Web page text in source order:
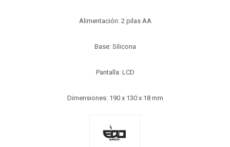
Alimentación: 2 pilas AA
Base: Silicona
Pantalla: LCD
Dimensiones: 190 x 130 x 18 mm